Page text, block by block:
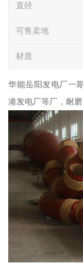
直径
可售卖地
材质
华能岳阳发电厂一
港发电厂等厂，耐